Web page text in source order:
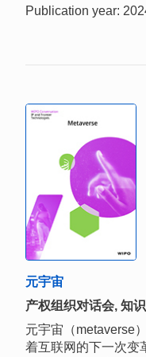
Publication year:
元宇宙
产权组织对话会, 知
元宇宙（metaverse
着互联网的下一次变